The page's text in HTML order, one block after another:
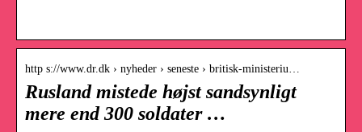
http s://www.dr.dk › nyheder › seneste › britisk-ministeriu…
Rusland mistede højst sandsynligt
mere end 300 soldater …